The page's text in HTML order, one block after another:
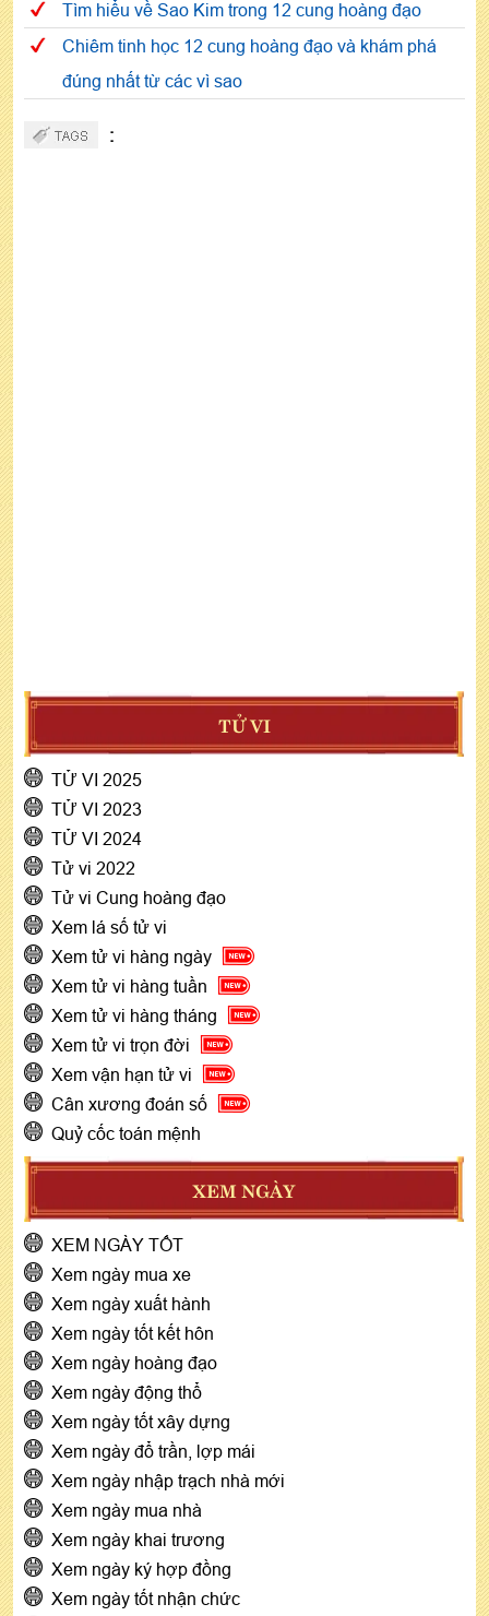
Tìm hiểu về Sao Kim trong 12 cung hoàng đạo
Chiêm tinh học 12 cung hoàng đạo và khám phá
đúng nhất từ các vì sao
:
TỬ VI
TỬ VI 2025
TỬ VI 2023
TỬ VI 2024
Tử vi 2022
Tử vi Cung hoàng đạo
Xem lá số tử vi
Xem tử vi hàng ngày
Xem tử vi hàng tuần
Xem tử vi hàng tháng
Xem tử vi trọn đời
Xem vận hạn tử vi
Cân xương đoán số
Quỷ cốc toán mệnh
XEM NGÀY
XEM NGÀY TỐT
Xem ngày mua xe
Xem ngày xuất hành
Xem ngày tốt kết hôn
Xem ngày hoàng đạo
Xem ngày động thổ
Xem ngày tốt xây dựng
Xem ngày đổ trần, lợp mái
Xem ngày nhập trạch nhà mới
Xem ngày mua nhà
Xem ngày khai trương
Xem ngày ký hợp đồng
Xem ngày tốt nhận chức